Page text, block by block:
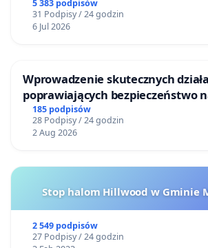
5 383 podpisów
31 Podpisy / 24 godzin
6 Jul 2026
Wprowadzenie skutecznych
poprawiających bezpieczeństwo
Żeromskiego w Otwocku
185 podpisów
28 Podpisy / 24 godzin
2 Aug 2026
Stop halom Hillwood w Gminie
2 549 podpisów
27 Podpisy / 24 godzin